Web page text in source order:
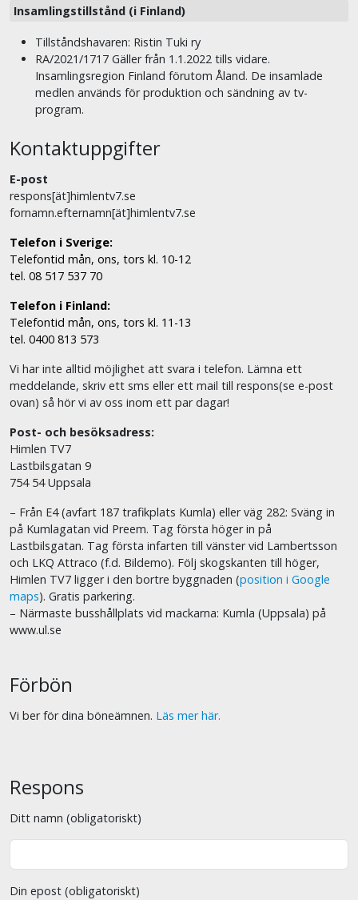
Insamlingstillstånd (i Finland)
Tillståndshavaren: Ristin Tuki ry
RA/2021/1717 Gäller från 1.1.2022 tills vidare.
Insamlingsregion Finland förutom Åland. De insamlade
medlen används för produktion och sändning av tv-
program.
Kontaktuppgifter
E-post
respons[ät]himlentv7.se
fornamn.efternamn[ät]himlentv7.se
Telefon i Sverige:
Telefontid mån, ons, tors kl. 10-12
tel. 08 517 537 70
Telefon i Finland:
Telefontid mån, ons, tors kl. 11-13
tel. 0400 813 573
Vi har inte alltid möjlighet att svara i telefon. Lämna ett
meddelande, skriv ett sms eller ett mail till respons(se e-post
ovan) så hör vi av oss inom ett par dagar!
Post- och besöksadress:
Himlen TV7
Lastbilsgatan 9
754 54 Uppsala
– Från E4 (avfart 187 trafikplats Kumla) eller väg 282: Sväng in
på Kumlagatan vid Preem. Tag första höger in på
Lastbilsgatan. Tag första infarten till vänster vid Lambertsson
och LKQ Attraco (f.d. Bildemo). Följ skogskanten till höger,
Himlen TV7 ligger i den bortre byggnaden (position i Google
maps). Gratis parkering.
– Närmaste busshållplats vid mackarna: Kumla (Uppsala) på
www.ul.se
Förbön
Vi ber för dina böneämnen. Läs mer här.
Respons
Ditt namn (obligatoriskt)
Din epost (obligatoriskt)